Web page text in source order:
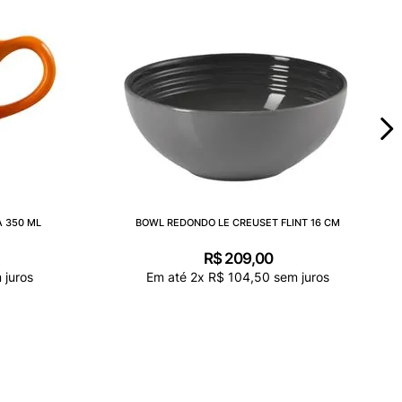
350 ML
juros
BOWL REDONDO LE CREUSET FLINT 16 CM
R$ 209,00
Em até 2x R$ 104,50 sem juros